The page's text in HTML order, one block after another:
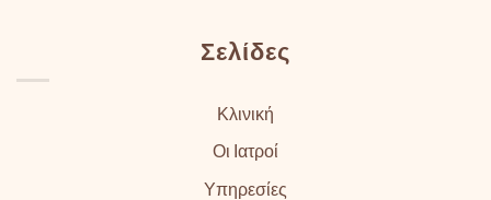
Σελίδες
Κλινική
Οι Ιατροί
Υπηρεσίες